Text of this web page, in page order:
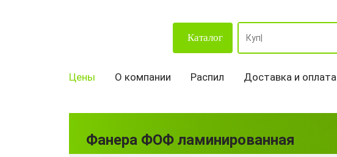
Каталог
Цены О компании Распил Доставка и оплата
Фанера ФОФ ламинированная